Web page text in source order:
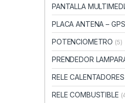
PANTALLA
PLACA ANTENA – GPS
POTENCIOMETRO (5)
PRENDEDOR
RELE CALENTADORES
RELE COMBUSTIBLE